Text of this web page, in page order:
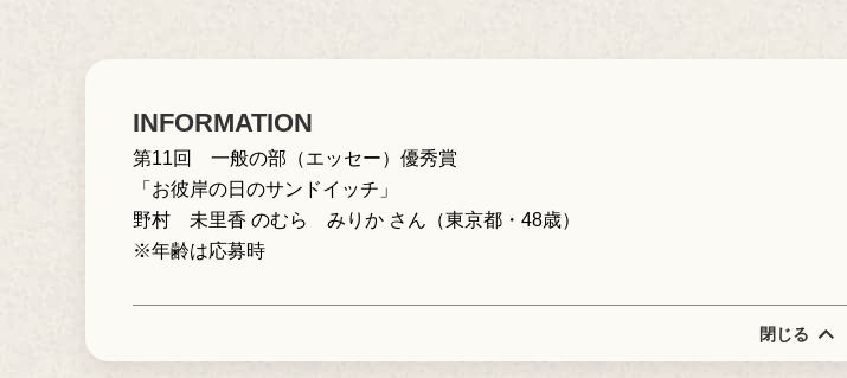
INFORMATION
第11回 一般の部（エッセー）優秀賞
「お彼岸の日のサンドイッチ」
野村 未里香 のむら みりか さん（東京都・48歳）
※年齢は応募時
閉じる